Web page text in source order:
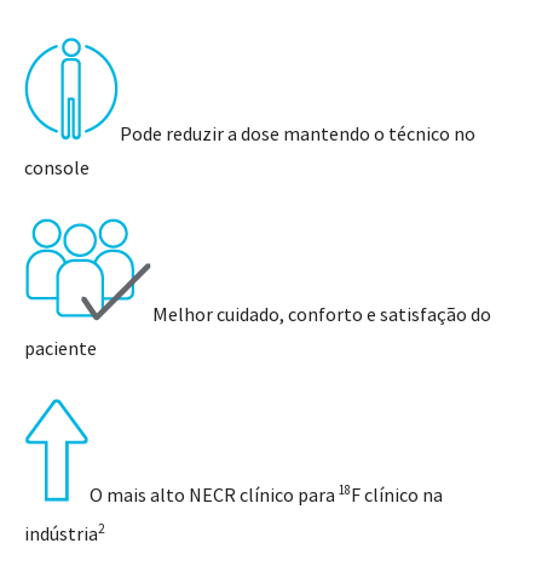
Pode reduzir a dose mantendo o técnico no
console
Melhor cuidado, conforto e satisfação do
paciente
O mais alto NECR clínico para 18F clínico na
indústria2